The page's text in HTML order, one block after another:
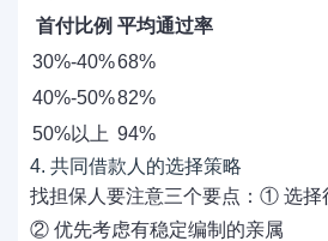
首付比例 平均通过率
30%-40%68%
40%-50%82%
50%以上 94%
4. 共同借款人的选择策略
找担保人要注意三个要点：① 选择
② 优先考虑有稳定编制的亲属